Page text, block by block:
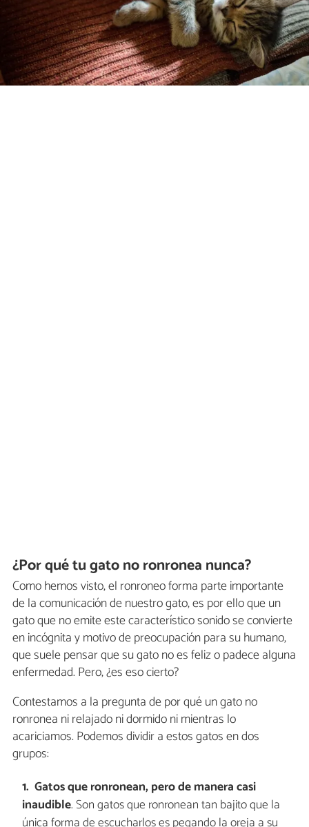
¿Por qué tu gato no ronronea nunca?
Como hemos visto, el ronroneo forma parte importante
de la comunicación de nuestro gato, es por ello que un
gato que no emite este característico sonido se convierte
en incógnita y motivo de preocupación para su humano,
que suele pensar que su gato no es feliz o padece alguna
enfermedad. Pero, ¿es eso cierto?
Contestamos a la pregunta de por qué un gato no
ronronea ni relajado ni dormido ni mientras lo
acariciamos. Podemos dividir a estos gatos en dos
grupos:
Gatos que ronronean, pero de manera casi
inaudible. Son gatos que ronronean tan bajito que la